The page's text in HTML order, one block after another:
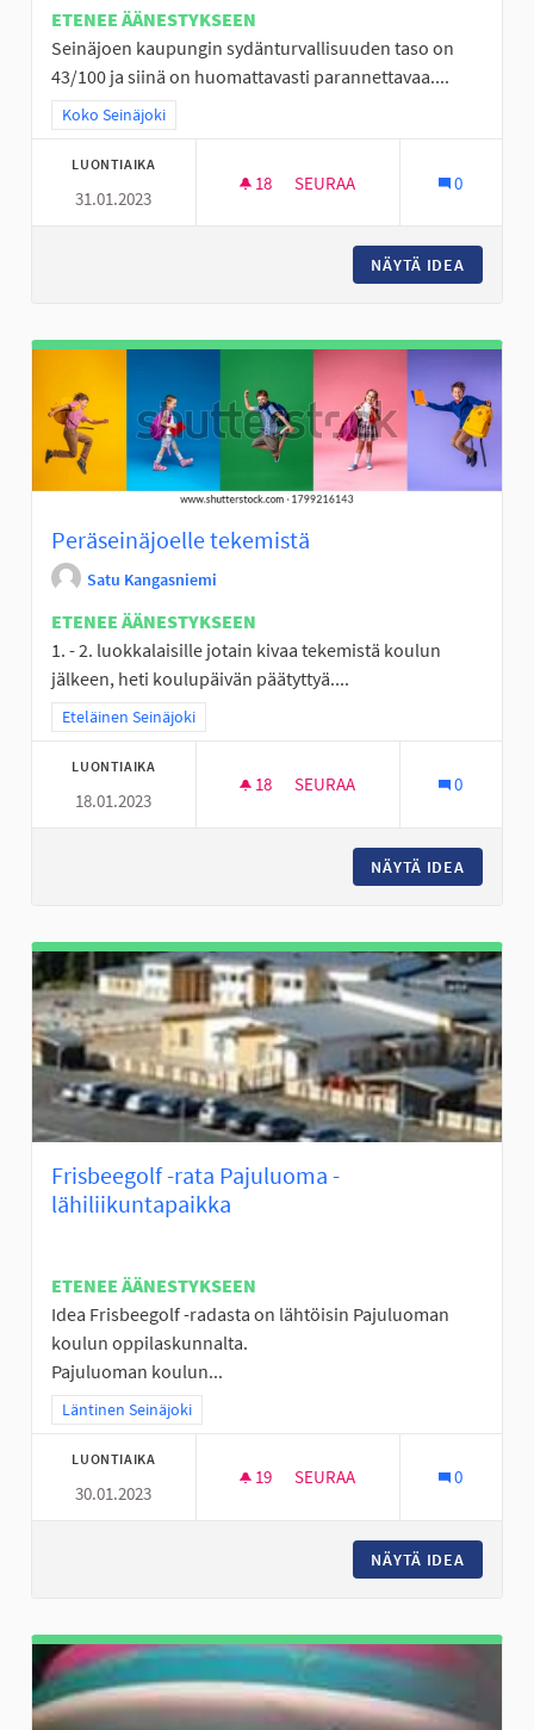
ETENEE ÄÄNESTYKSEEN
Seinäjoen kaupungin sydänturvallisuuden taso on
43/100 ja siinä on huomattavasti parannettavaa....
Rajaa tulokset teeman mukaan: Koko Seinäjoki
Koko Seinäjoki
LUONTIAIKA
31.01.2023
18 18 SEURAAJAA
SEURAA 0
NÄYTÄ IDEA
Peräseinäjoelle tekemistä
Satu Kangasniemi
ETENEE ÄÄNESTYKSEEN
1. - 2. luokkalaisille jotain kivaa tekemistä koulun
jälkeen, heti koulupäivän päätyttyä....
Rajaa tulokset teeman mukaan: Eteläinen Seinäjoki
Eteläinen Seinäjoki
LUONTIAIKA
18.01.2023
18 18 SEURAAJAA
SEURAA 0
NÄYTÄ IDEA
Frisbeegolf -rata Pajuluoma -
lähiliikuntapaikka
ETENEE ÄÄNESTYKSEEN
Idea Frisbeegolf -radasta on lähtöisin Pajuluoman
koulun oppilaskunnalta.
Pajuluoman koulun...
Rajaa tulokset teeman mukaan: Läntinen Seinäjoki
Läntinen Seinäjoki
LUONTIAIKA
30.01.2023
19 19 SEURAAJAA
SEURAA 0
NÄYTÄ IDEA